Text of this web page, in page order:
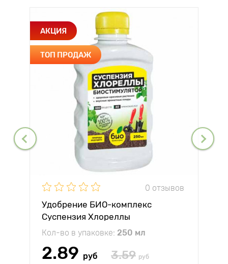
АКЦИЯ
ТОП ПРОДАЖ
0 отзывов
Удобрение БИО-комплекс
Суспензия Хлореллы
Кол-во в упаковке: 250 мл
2.89 руб 3.59 руб